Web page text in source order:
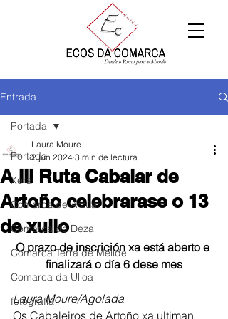
Entrada
Portada
Xeral
Comarca de Arzúa
Comarca de Deza
Comarca Terra de Melide
Comarca da Ulloa
fotografía
Portada
A III Ruta Cabalar de
Artoño celebrarase o 13
de xullo
Laura Moure
2 jun 2024 3 min de lectura
O prazo de inscrición xa está aberto e
finalizará o día 6 dese mes
Laura Moure/Agolada
Os Cabaleiros de Artoño xa ultiman